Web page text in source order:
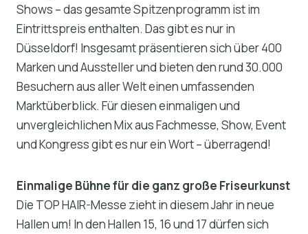
Shows – das gesamte Spitzenprogramm ist im
Eintrittspreis enthalten. Das gibt es nur in
Düsseldorf! Insgesamt präsentieren sich über 400
Marken und Aussteller und bieten den rund 30.000
Besuchern aus aller Welt einen umfassenden
Marktüberblick. Für diesen einmaligen und
unvergleichlichen Mix aus Fachmesse, Show, Event
und Kongress gibt es nur ein Wort – überragend!
Einmalige Bühne für die ganz große Friseurkunst
Die TOP HAIR-Messe zieht in diesem Jahr in neue
Hallen um! In den Hallen 15, 16 und 17 dürfen sich